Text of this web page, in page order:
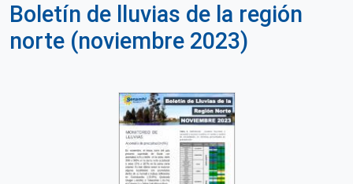
Boletín de lluvias de la región
norte (noviembre 2023)